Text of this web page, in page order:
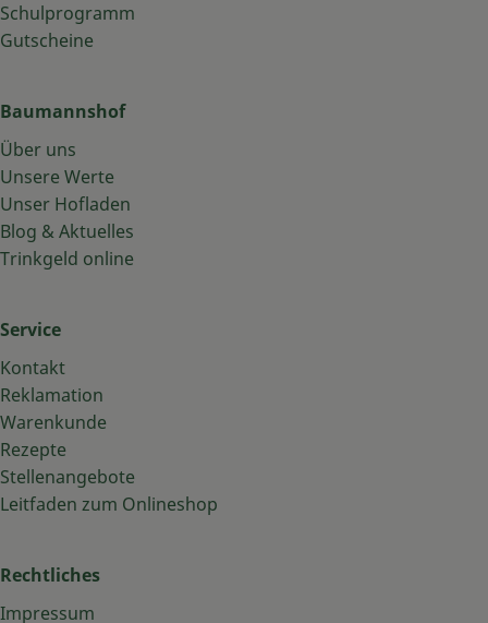
Schulprogramm
Gutscheine
Baumannshof
Über uns
Unsere Werte
Unser Hofladen
Blog & Aktuelles
Trinkgeld online
Service
Kontakt
Reklamation
Warenkunde
Rezepte
Stellenangebote
Leitfaden zum Onlineshop
Rechtliches
Impressum